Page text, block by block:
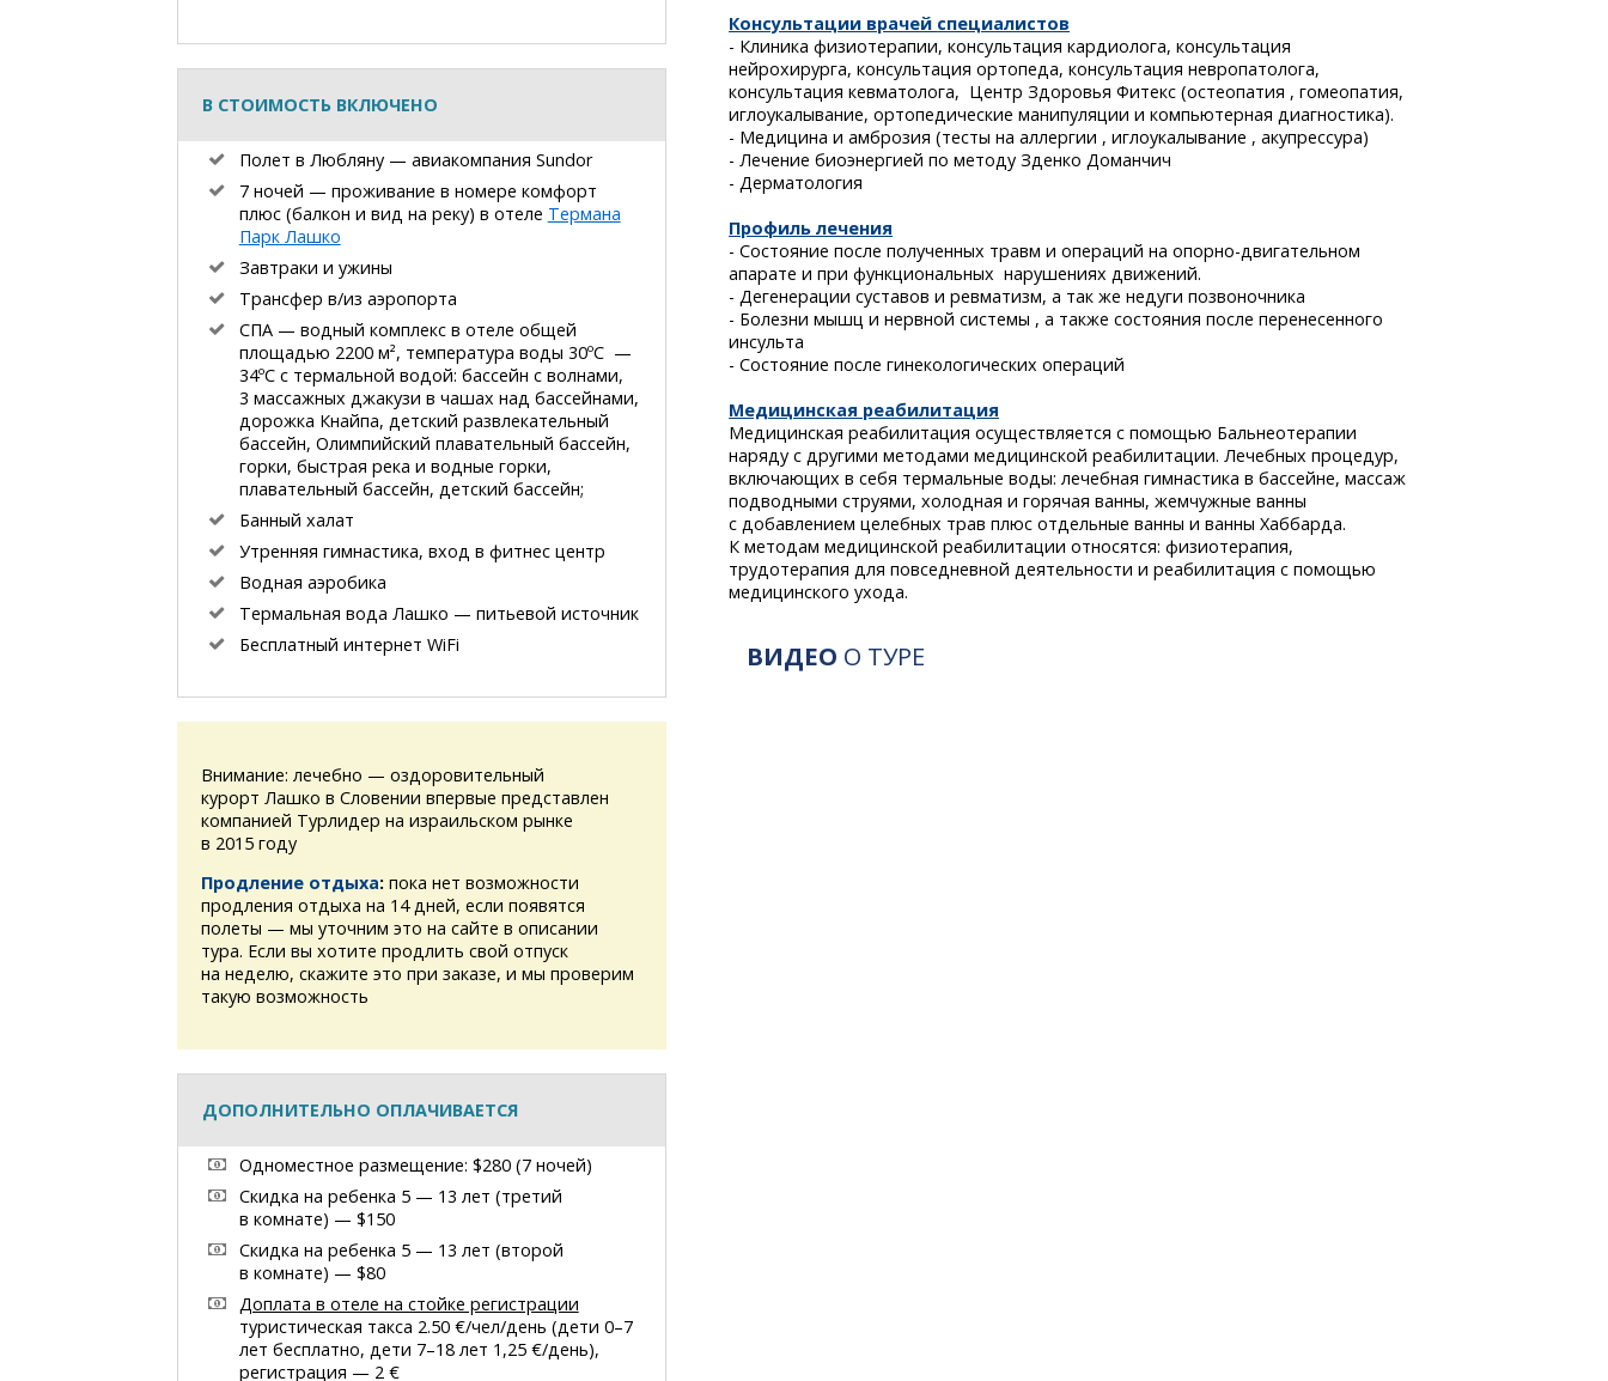
Консультации врачей специалистов
- Клиника физиотерапии, консультация кардиолога, консультация
нейрохирурга, консультация ортопеда, консультация невропатолога,
консультация кевматолога, Центр Здоровья Фитекс (остеопатия , гомеопатия,
иглоукалывание, ортопедические манипуляции и компьютерная диагностика).
- Медицина и амброзия (тесты на аллергии , иглоукалывание , акупрессура)
- Лечение биоэнергией по методу Зденко Доманчич
- Дерматология
Профиль лечения
- Состояние после полученных травм и операцийна опорно-двигательном
апарате и при функциональных нарушениях движений.
- Дегенерации суставов и ревматизм, а так же недуги позвоночника
- Болезни мышц и нервной системы , а также состояния после перенесенного
инсульта
- Состояние после гинекологических операций
Медицинская реабилитация
Медицинская реабилитация осуществляется с помощью Бальнеотерапии
наряду с другими методами медицинской реабилитации. Лечебных процедур,
включающих в себя термальные воды: лечебная гимнастика в бассейне, массаж
подводными струями, холодная и горячая ванны, жемчужные ванны
с добавлением целебных трав плюс отдельные ванны и ванны Хаббарда.
К методам медицинской реабилитации относятся: физиотерапия,
трудотерапия для повседневной деятельности и реабилитация с помощью
медицинского ухода.
ВИДЕО О ТУРЕ
В СТОИМОСТЬ ВКЛЮЧЕНО
Полет в Любляну — авиакомпания Sundor
7 ночей — проживание в номере комфорт
плюс (балкон и вид на реку) в отеле Термана
Парк Лашко
Завтраки и ужины
Трансфер в/из аэропорта
СПА — водный комплекс в отеле общей
площадью 2200 м², температура воды 30ºС —
34ºС с термальной водой: бассейн с волнами,
3 массажных джакузи в чашах над бассейнами,
дорожка Кнайпа, детский развлекательный
бассейн, Олимпийский плавательный бассейн,
горки, быстрая река и водные горки,
плавательный бассейн, детский бассейн;
Банный халат
Утренняя гимнастика, вход в фитнес центр
Водная аэробика
Термальная вода Лашко — питьевой источник
Бесплатный интернет WiFi
Внимание: лечебно — оздоровительный
курорт Лашко в Словении впервые представлен
компанией Турлидер на израильском рынке
в 2015 году
Продление отдыха:пока нет возможности
продления отдыха на 14 дней, если появятся
полеты — мы уточним это на сайте в описании
тура. Если вы хотите продлить свой отпуск
на неделю, скажите это при заказе, и мы проверим
такую возможность
ДОПОЛНИТЕЛЬНО ОПЛАЧИВАЕТСЯ
Одноместное размещение: $280 (7 ночей)
Скидка на ребенка 5 — 13 лет (третий
в комнате) — $150
Скидка на ребенка 5 — 13 лет (второй
в комнате) — $80
Доплата в отеле на стойке регистрации
туристическая такса 2.50 €/чел/день (дети 0–7
лет бесплатно, дети 7–18 лет 1,25 €/день),
регистрация — 2 €